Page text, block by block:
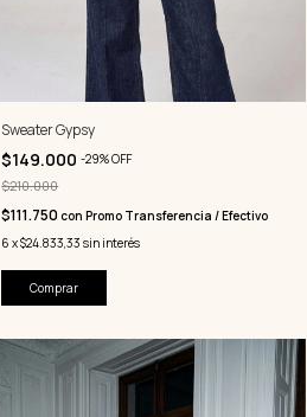
Sweater Gypsy
$149.000-29%OFF
$210.000
$111.750con Promo Transferencia / Efectivo
6 x$24.833,33 sin interés
Comprar